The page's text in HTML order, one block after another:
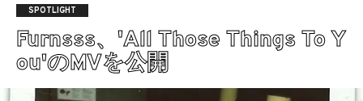
SPOTLIGHT
Furnsss、'All Those Things To Y
ou'のMVを公開